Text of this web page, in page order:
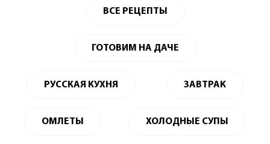
ВСЕ РЕЦЕПТЫ
ГОТОВИМ НА ДАЧЕ
РУССКАЯ КУХНЯ ЗАВТРАК
ОМЛЕТЫ ХОЛОДНЫЕ СУПЫ